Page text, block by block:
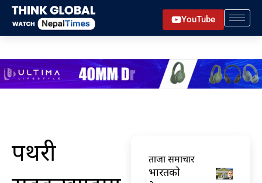
Skip
content
YouTube
पथरी
ताजा समाचार
भारतकाे